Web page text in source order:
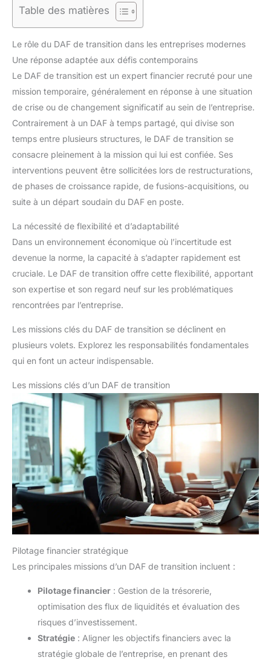
Table des matières
Le rôle du DAF de transition dans les entreprises modernes
Une réponse adaptée aux défis contemporains
Le DAF de transition est un expert financier recruté pour une
mission temporaire, généralement en réponse à une situation
de crise ou de changement significatif au sein de l’entreprise.
Contrairement à un DAF à temps partagé, qui divise son
temps entre plusieurs structures, le DAF de transition se
consacre pleinement à la mission qui lui est confiée. Ses
interventions peuvent être sollicitées lors de restructurations,
de phases de croissance rapide, de fusions-acquisitions, ou
suite à un départ soudain du DAF en poste.
La nécessité de flexibilité et d’adaptabilité
Dans un environnement économique où l’incertitude est
devenue la norme, la capacité à s’adapter rapidement est
cruciale. Le DAF de transition offre cette flexibilité, apportant
son expertise et son regard neuf sur les problématiques
rencontrées par l’entreprise.
Les missions clés du DAF de transition se déclinent en
plusieurs volets. Explorez les responsabilités fondamentales
qui en font un acteur indispensable.
Les missions clés d’un DAF de transition
Pilotage financier stratégique
Les principales missions d’un DAF de transition incluent :
Pilotage financier : Gestion de la trésorerie,
optimisation des flux de liquidités et évaluation des
risques d’investissement.
Stratégie : Aligner les objectifs financiers avec la
stratégie globale de l’entreprise, en prenant des